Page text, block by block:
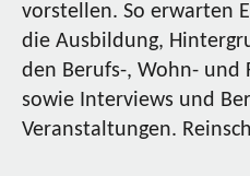
vorstellen. So erwarten
die Ausbildung,
den Berufs-, Wohn- und
sowie Interviews und
Veranstaltungen.